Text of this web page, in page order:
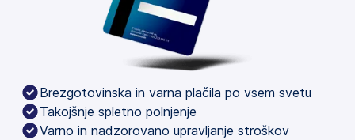
Brezgotovinska in varna plačila po vsem svetu
Takojšnje spletno polnjenje
Varno in nadzorovano upravljanje stroškov